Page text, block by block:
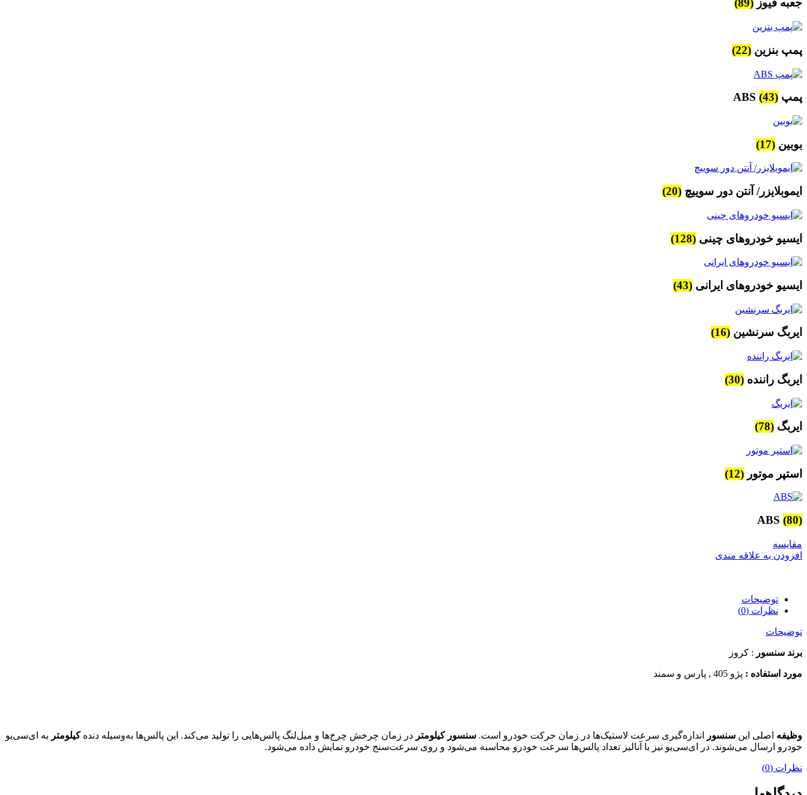
جعبه فیوز (89)
پمپ بنزین (22)
پمپ ABS (43)
بوبین (17)
ایموبلایزر/ آنتن دور سوییچ (20)
ایسیو خودروهای چینی (128)
ایسیو خودروهای ایرانی (43)
ایربگ سرنشین (16)
ایربگ راننده (30)
ایربگ (78)
استپر موتور (12)
ABS (80)
مقایسه
افزودن به علاقه مندی
توضیحات
نظرات (0)
توضیحات
برند سنسور : کروز
مورد استفاده : پژو 405 , پارس و سمند
وظیفه اصلی این سنسور اندازه‌گیری سرعت لاستیک‌ها در زمان حرکت خودرو است. سنسور کیلومتر در زمان چرخش چرخ‌ها و میل‌لنگ پالس‌هایی را تولید می‌کند. این پالس‌ها به‌وسیله دندهکیلومتر به ای‌سی‌یو
خودرو ارسال می‌شوند. در ای‌سی‌یو نیز با آنالیز تعداد پالس‌ها سرعت خودرو محاسبه می‌شود و روی سرعت‌سنج خودرو نمایش داده می‌شود.
نظرات (0)